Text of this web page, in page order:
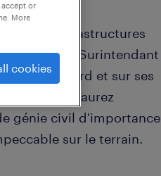
par les infrastructures
un Surintendant
à Brossard et sur ses
vous aurez
génie civil d'importance
sur le terrain.
or
More
cookies